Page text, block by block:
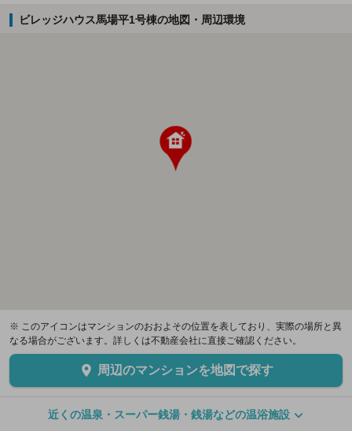
ビレッジハウス馬場平1号棟の地図・周辺環境
※ このアイコンはマンションのおおよその位置を表しており、実際の場所と異
なる場合がございます。詳しくは不動産会社に直接ご確認ください。
周辺のマンションを地図で探す
近くの温泉・スーパー銭湯・銭湯などの温浴施設